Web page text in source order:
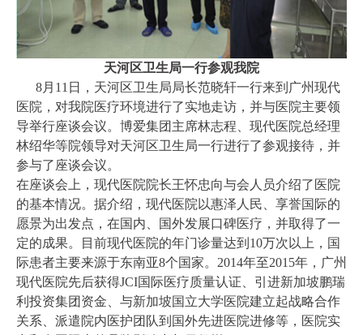
天河区卫生局一行参观我院
8月11日，天河区卫生局局长范晓轩一行来到广州现代
医院，对我院医疗环境进行了实地走访，并与医院主要领
导举行座谈会议。博爱集团主席林志程、现代医院总经理
林绍华等院领导对天河区卫生局一行进行了参观接待，并
参与了座谈会议。
在座谈会上，现代医院院长王怀忠向与会人员介绍了医院
的基本情况。据介绍，现代医院以惠泽人民、享誉国际的
愿景为出发点，在国内、国外发展口碑医疗，并取得了一
定的成果。目前现代医院的年门诊量达到10万次以上，国
际患者主要来源于东南亚8个国家。2014年至2015年，广州
现代医院先后获得JCI国际医疗质量认证、引进新加坡鹏瑞
利投资集团资金、与新加坡国立大学医院建立起战略合作
关系、派遣院内医护团队到国外先进医院进修等，医院实